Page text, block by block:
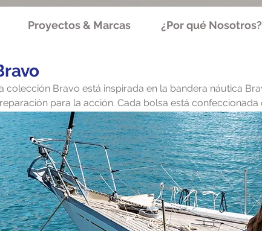
Proyectos & Marcas ¿Por qué Nosotros?
colección Bravo está inspirada en la bandera náutica
para la acción. Cada bolsa está
el espíritu del océano a tus escapadas diarias:
y el mar. Hecha a mano en Barcelona, la bolsa de
abrazan la aventura y llevan consigo un pedacito